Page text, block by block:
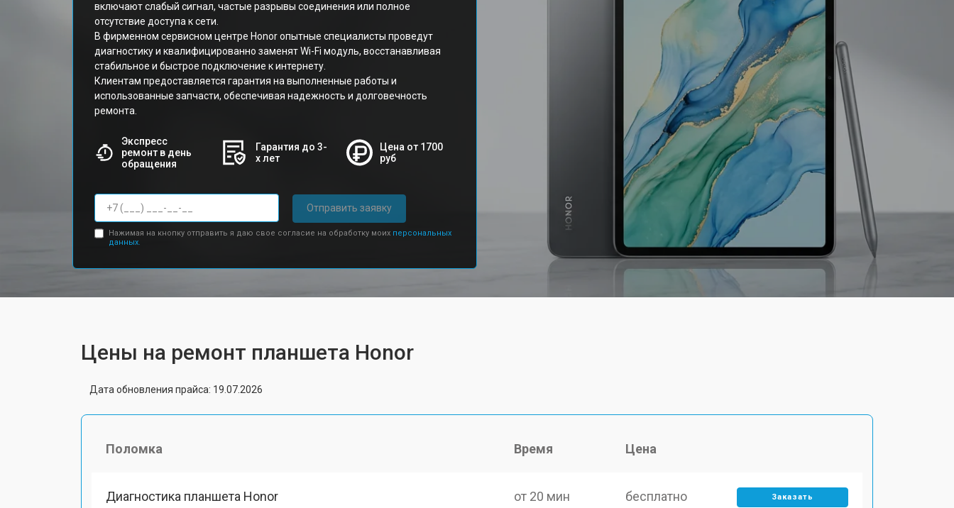
включают слабый сигнал, частые разрывы соединения или полное
отсутствие доступа к сети.
В фирменном сервисном центре Honor опытные специалисты проведут
диагностику и квалифицированно заменят Wi-Fi модуль, восстанавливая
стабильное и быстрое подключение к интернету.
Клиентам предоставляется гарантия на выполненные работы и
использованные запчасти, обеспечивая надежность и долговечность
ремонта.
Экспресс
ремонт в день
обращения
Гарантия до 3-
х лет
Цена от 1700
руб
Отправить заявку
Нажимая на кнопку отправить я даю свое согласие на обработку моих персональных
данных.
Цены на ремонт планшета Honor
Дата обновления прайса: 19.07.2026
Поломка Время Цена
Диагностика планшета Honor от 20 мин бесплатно Заказать